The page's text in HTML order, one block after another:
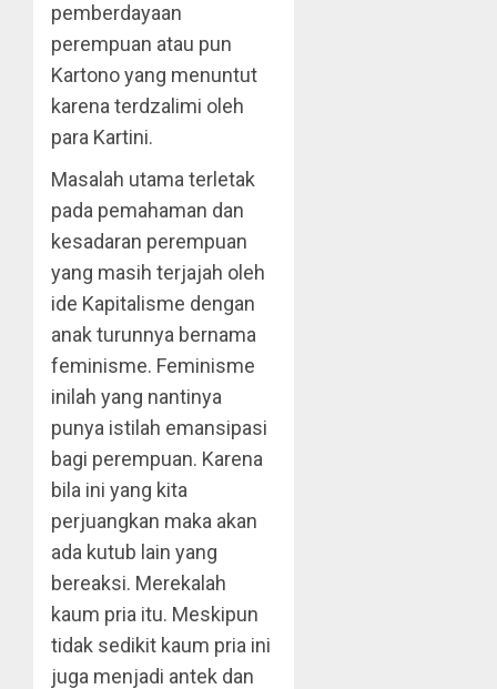
pemberdayaan
perempuan atau pun
Kartono yang menuntut
karena terdzalimi oleh
para Kartini.
Masalah utama terletak
pada pemahaman dan
kesadaran perempuan
yang masih terjajah oleh
ide Kapitalisme dengan
anak turunnya bernama
feminisme. Feminisme
inilah yang nantinya
punya istilah emansipasi
bagi perempuan. Karena
bila ini yang kita
perjuangkan maka akan
ada kutub lain yang
bereaksi. Merekalah
kaum pria itu. Meskipun
tidak sedikit kaum pria ini
juga menjadi antek dan